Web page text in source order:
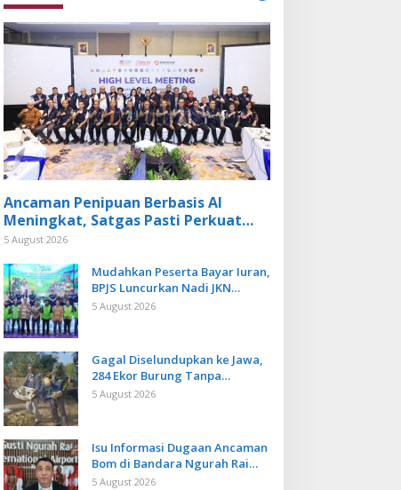
Ancaman Penipuan Berbasis AI
Meningkat, Satgas Pasti Perkuat
Penindakan dan Pengembangan
5 August 2026
Mudahkan Peserta Bayar Iuran,
BPJS Luncurkan Nadi JKN
dengan Mekanisme Menabung
5 August 2026
Gagal Diselundupkan ke Jawa,
284 Ekor Burung Tanpa
Dokumen Dilepasliarkan Cegah
5 August 2026
Isu Informasi Dugaan Ancaman
Bom di Bandara Ngurah Rai
Bali Tidak Benar, Operasional
5 August 2026